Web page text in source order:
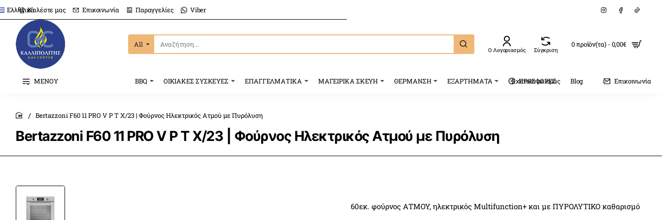
Καλέστε μας Επικοινωνία Παραγγελίες Viber
Ελληνικά
All
Αναζήτηση... Ο Λογαριασμός Σύγκριση
0 προϊόν(τα) - 0,00€
ΜΕΝΟΥ BBQ ΟΙΚΙΑΚΕΣ ΣΥΣΚΕΥΕΣ ΕΠΑΓΓΕΛΜΑΤΙΚΑ ΜΑΓΕΙΡΙΚΑ ΣΚΕΥΗ ΘΕΡΜΑΝΣΗ ΕΞΑΡΤΗΜΑΤΑ ΠΡΟΣΦΟΡΕΣ
Σχετικα με εμάς Blog Επικοινωνία
Bertazzoni F60 11 PRO V P T X/23 | Φούρνος Ηλεκτρικός Ατμού με Πυρόλυση
home
Bertazzoni F60 11 PRO V P T X/23 | Φούρνος Ηλεκτρικός Ατμού με Πυρόλυση
60εκ. φούρνος ΑΤΜΟΥ, ηλεκτρικός Multifunction+ και με ΠΥΡΟΛΥΤΙΚΟ καθαρισμό